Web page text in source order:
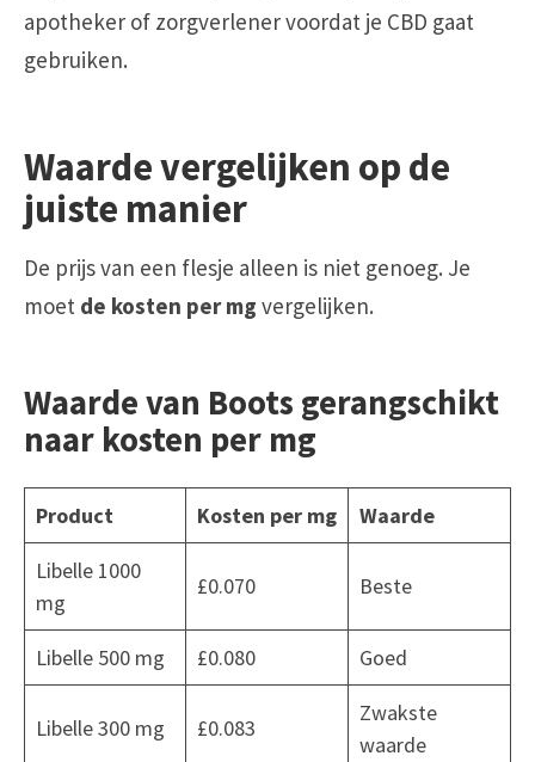
apotheker of zorgverlener voordat je CBD gaat
gebruiken.
Waarde vergelijken op de
juiste manier
De prijs van een flesje alleen is niet genoeg. Je
moet de kosten per mg vergelijken.
Waarde van Boots gerangschikt
naar kosten per mg
Product Kosten per mg
Waarde
Libelle 1000
mg
£0.070 Beste
Libelle 500 mg £0.080 Goed
Libelle 300 mg £0.083
Zwakste
waarde